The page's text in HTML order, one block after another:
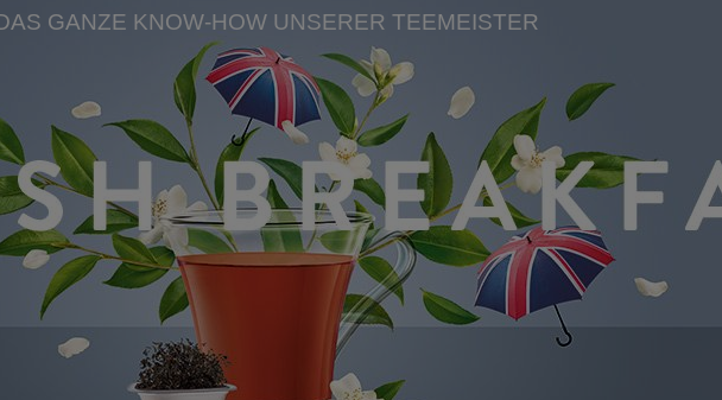
GANZE KNOW-HOW UNSERER TEEMEISTER